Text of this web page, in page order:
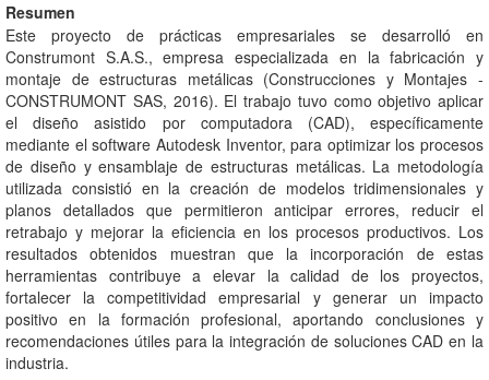
Resumen
Este proyecto de prácticas empresariales se desarrolló en
Construmont S.A.S., empresa especializada en la fabricación y
montaje de estructuras metálicas (Construcciones y Montajes -
CONSTRUMONT SAS, 2016). El trabajo tuvo como objetivo aplicar
el diseño asistido por computadora (CAD), específicamente
mediante el software Autodesk Inventor, para optimizar los procesos
de diseño y ensamblaje de estructuras metálicas. La metodología
utilizada consistió en la creación de modelos tridimensionales y
planos detallados que permitieron anticipar errores, reducir el
retrabajo y mejorar la eficiencia en los procesos productivos. Los
resultados obtenidos muestran que la incorporación de estas
herramientas contribuye a elevar la calidad de los proyectos,
fortalecer la competitividad empresarial y generar un impacto
positivo en la formación profesional, aportando conclusiones y
recomendaciones útiles para la integración de soluciones CAD en la
industria.